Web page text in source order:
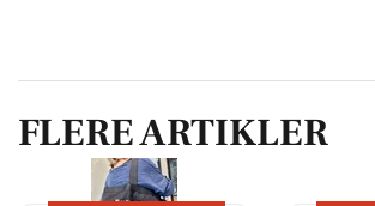
FLERE ARTIKLER